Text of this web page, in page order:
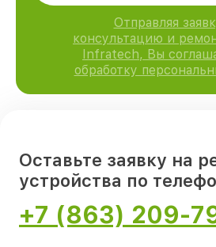
Отправляя
консультацию и
Infratech, Вы
обработку
Оставьте заявку на
устройства по
+7 (863) 209-